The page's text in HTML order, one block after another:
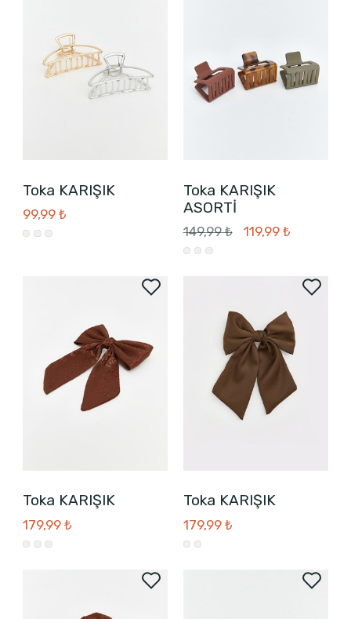
Toka KARIŞIK
99,99 ₺
Toka KARIŞIK
ASORTİ
149,99 ₺ 119,99 ₺
Toka KARIŞIK
179,99 ₺
Toka KARIŞIK
179,99 ₺